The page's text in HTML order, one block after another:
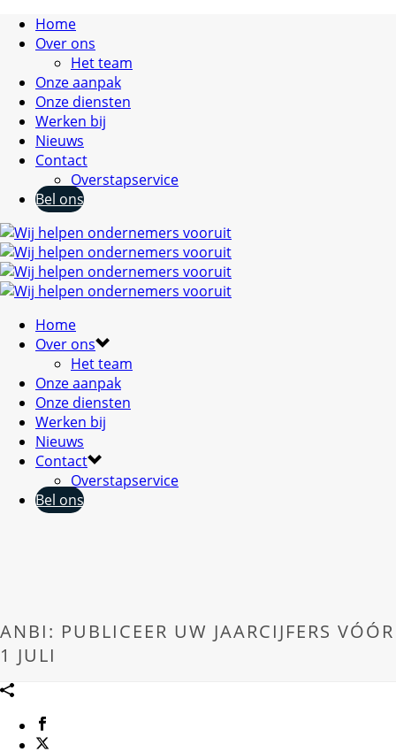
Home
Over ons
Het team
Onze aanpak
Onze diensten
Werken bij
Nieuws
Contact
Overstapservice
Bel ons
Home
Over ons
Het team
Onze aanpak
Onze diensten
Werken bij
Nieuws
Contact
Overstapservice
Bel ons
ANBI: PUBLICEER UW JAARCIJFERS VÓÓR
1 JULI